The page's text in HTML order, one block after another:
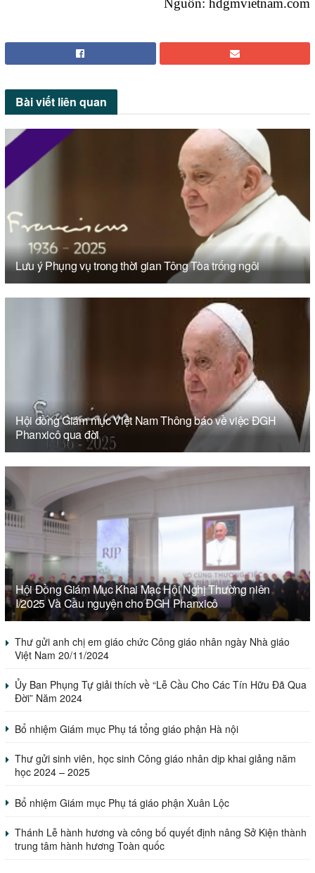
Nguồn: hdgmvietnam.com
Bài viết liên quan
Lưu ý Phụng vụ trong thời gian Tông Tòa trống ngôi
Hội đồng Giám mục Việt Nam Thông báo về việc ĐGH
Phanxicô qua đời
Hội Đồng Giám Mục Khai Mạc Hội Nghị Thường niên
I/2025 Và Cầu nguyện cho ĐGH Phanxicô
Thư gửi anh chị em giáo chức Công giáo nhân ngày Nhà giáo
Việt Nam 20/11/2024
Ủy Ban Phụng Tự giải thích về “Lễ Cầu Cho Các Tín Hữu Đã Qua
Đời” Năm 2024
Bổ nhiệm Giám mục Phụ tá tổng giáo phận Hà nội
Thư gửi sinh viên, học sinh Công giáo nhân dịp khai giảng năm
học 2024 – 2025
Bổ nhiệm Giám mục Phụ tá giáo phận Xuân Lộc
Thánh Lễ hành hương và công bố quyết định nâng Sở Kiện thành
trung tâm hành hương Toàn quốc